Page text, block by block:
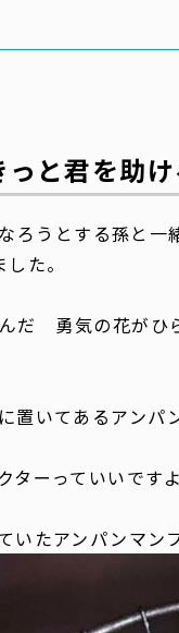
と君を助け
ろうとする孫と
た。
だ 勇気の花がひ
置いてあるアンパ
ーっていいですよ
いたアンパンマン